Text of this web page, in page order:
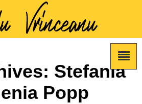
Stefania
Popp